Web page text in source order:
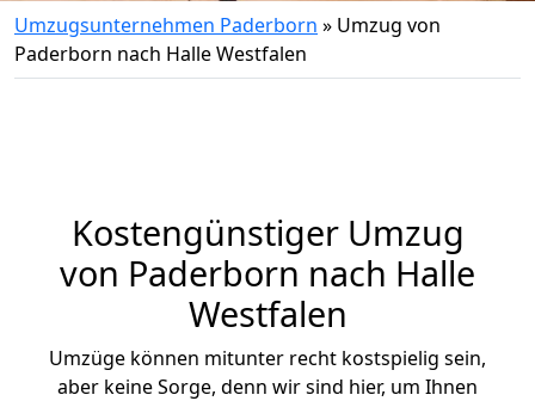
Umzugsunternehmen Paderborn » Umzug von
Paderborn nach Halle Westfalen
Kostengünstiger Umzug
von Paderborn nach Halle
Westfalen
Umzüge können mitunter recht kostspielig sein,
aber keine Sorge, denn wir sind hier, um Ihnen